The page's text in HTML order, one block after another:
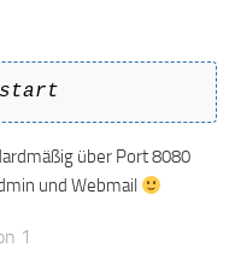
über Port 8080
und Webmail
1